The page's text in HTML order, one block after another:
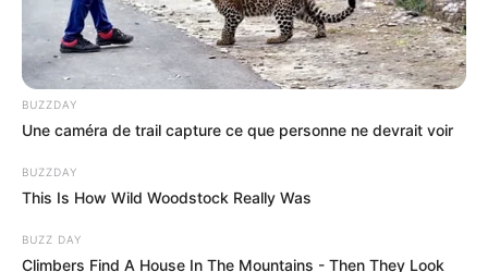
BUZZDAY
Une caméra de trail capture ce que personne ne devrait voir
BUZZDAY
This Is How Wild Woodstock Really Was
BUZZ DAY
Climbers Find A House In The Mountains - Then They Look